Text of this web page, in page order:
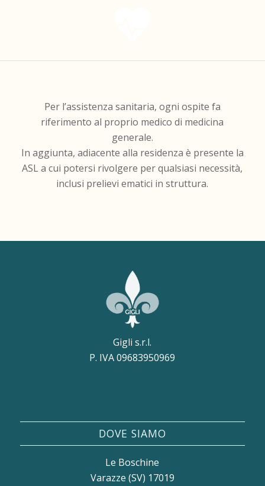
Per l’assistenza sanitaria, ogni ospite fa
riferimento al proprio medico di medicina
generale.
In aggiunta, adiacente alla residenza è presente la
ASL a cui potersi rivolgere per qualsiasi necessità,
inclusi prelievi ematici in struttura.
DOVE SIAMO
Le Boschine
Varazze (SV) 17019
Gigli s.r.l.
P. IVA 09683950969